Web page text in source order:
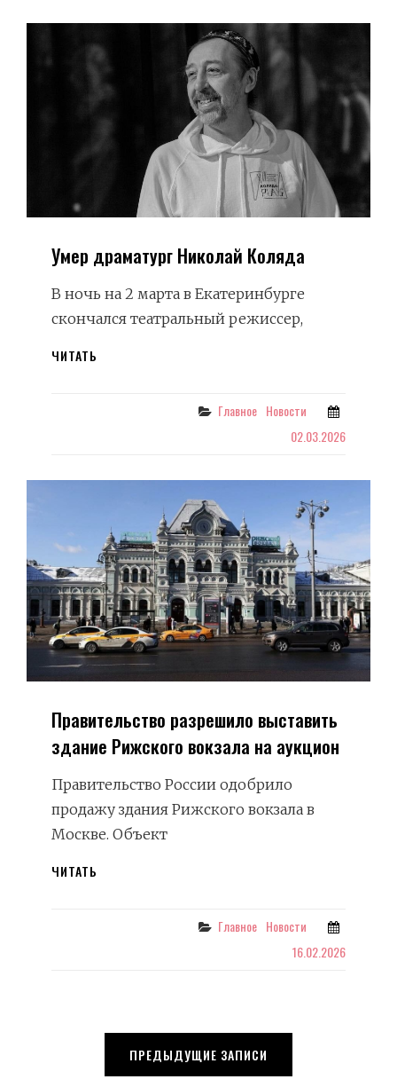
И
ЯКУБОВИЧЕМ
НЕ
ВЫЙДЕТ
В
РОССИЙСКИЙ
Умер драматург Николай Коляда
В ночь на 2 марта в Екатеринбурге
скончался театральный режиссер,
ЧИТАТЬ
Categories
Главное Новости
02.03.2026
Правительство разрешило выставить
здание Рижского вокзала на аукцион
Правительство России одобрило
продажу здания Рижского вокзала в
Москве. Объект
ЧИТАТЬ
Categories
Главное Новости
16.02.2026
ПРЕДЫДУЩИЕ ЗАПИСИ